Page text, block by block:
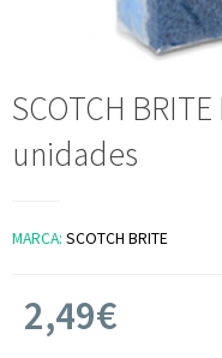
SCOTCH
unidades
MARCA: SCOTCH BRITE
2,49€